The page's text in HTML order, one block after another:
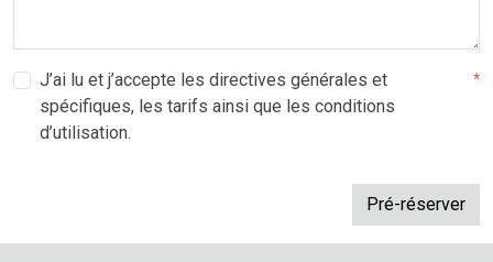
J’ai lu et j’accepte les directives générales et
spécifiques, les tarifs ainsi que les conditions
d’utilisation.
*